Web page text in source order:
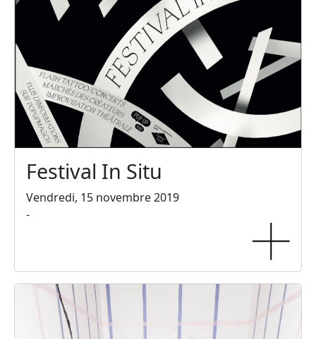
Festival In Situ
Vendredi, 15 novembre 2019
-